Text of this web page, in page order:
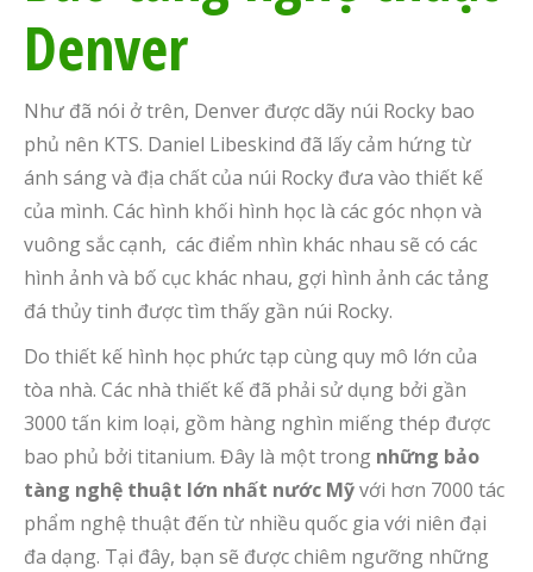
Denver
Như đã nói ở trên, Denver được dãy núi Rocky bao
phủ nên KTS. Daniel Libeskind đã lấy cảm hứng từ
ánh sáng và địa chất của núi Rocky đưa vào thiết kế
của mình. Các hình khối hình học là các góc nhọn và
vuông sắc cạnh, các điểm nhìn khác nhau sẽ có các
hình ảnh và bố cục khác nhau, gợi hình ảnh các tảng
đá thủy tinh được tìm thấy gần núi Rocky.
Do thiết kế hình học phức tạp cùng quy mô lớn của
tòa nhà. Các nhà thiết kế đã phải sử dụng bởi gần
3000 tấn kim loại, gồm hàng nghìn miếng thép được
bao phủ bởi titanium. Đây là một trong những bảo
tàng nghệ thuật lớn nhất nước Mỹvới hơn 7000 tác
phẩm nghệ thuật đến từ nhiều quốc gia với niên đại
đa dạng. Tại đây, bạn sẽ được chiêm ngưỡng những